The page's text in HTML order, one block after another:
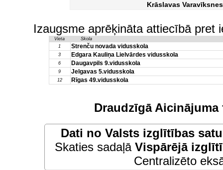
Krāslavas
Izaugsme aprēķināta attiecībā pret
Vieta
Skola
1
Strenču novada vidusskola
3 Edgara Kauliņa Lielvārdes vidusskola
6 Daugavpils 9.vidusskola
9 Jelgavas 5.vidusskola
12 Rīgas 49.vidusskola
Draudzīgā
Dati no Valsts izglītības
Skaties sadaļā Vispārējā
Centralizēto